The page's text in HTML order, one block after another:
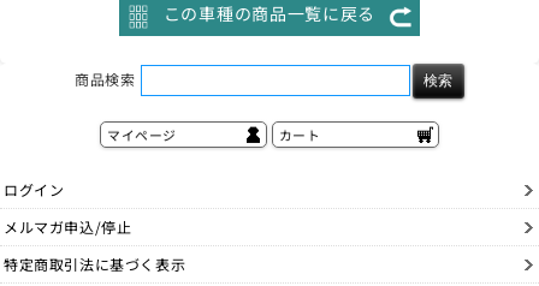
この車種の商品一覧に戻る
商品検索
マイページ カート
ログイン
メルマガ申込/停止
特定商取引法に基づく表示